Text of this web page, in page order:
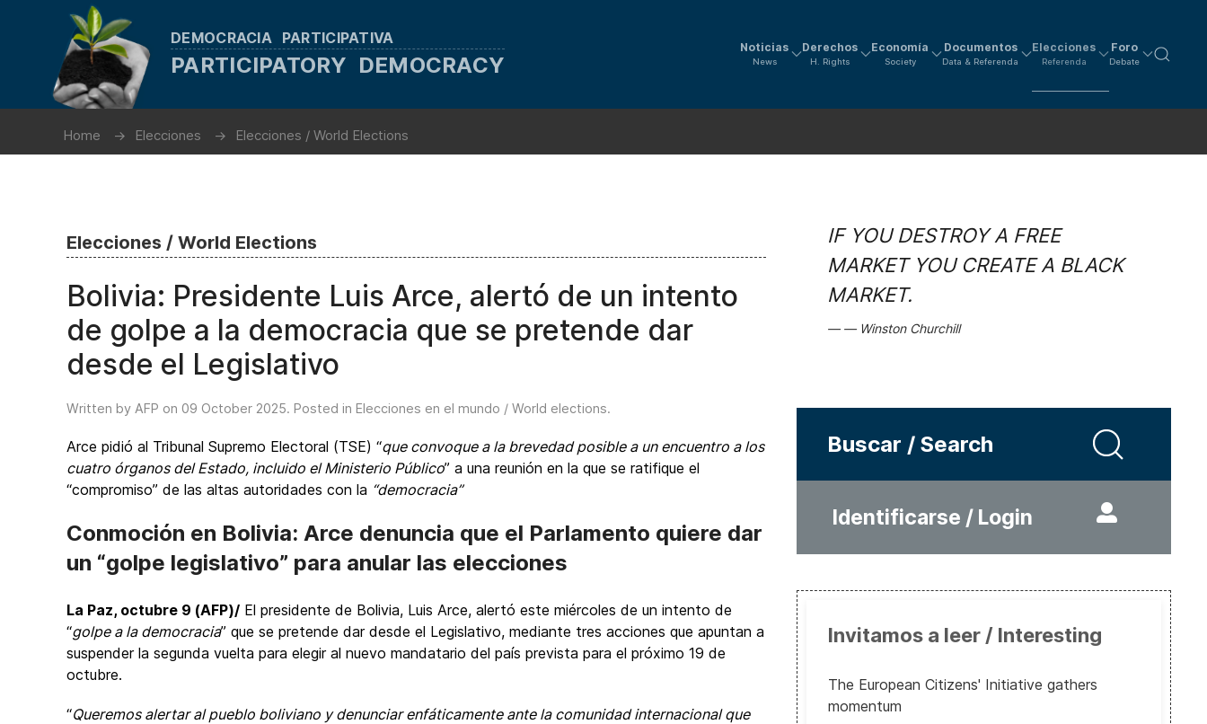
DEMOCRACIA PARTICIPATIVA
PARTICIPATORY DEMOCRACY
Noticias
News
Derechos
H. Rights
Economía
Society
Documentos
Data & Referenda
Elecciones
Referenda
Foro
Debate
Home Elecciones Elecciones / World Elections
Elecciones / World Elections
Bolivia: Presidente Luis Arce, alertó de un intento
de golpe a la democracia que se pretende dar
desde el Legislativo
Written by AFP on 09 October 2025. Posted in Elecciones en el mundo / World elections.
Arce pidió al Tribunal Supremo Electoral (TSE) “que convoque a la brevedad posible a un encuentro a los
cuatro órganos del Estado, incluido el Ministerio Público” a una reunión en la que se ratifique el
“compromiso” de las altas autoridades con la “democracia”
Conmoción en Bolivia: Arce denuncia que el Parlamento quiere dar
un “golpe legislativo” para anular las elecciones
La Paz, octubre 9 (AFP)/ El presidente de Bolivia, Luis Arce, alertó este miércoles de un intento de
“golpe a la democracia” que se pretende dar desde el Legislativo, mediante tres acciones que apuntan a
suspender la segunda vuelta para elegir al nuevo mandatario del país prevista para el próximo 19 de
octubre.
“Queremos alertar al pueblo boliviano y denunciar enfáticamente ante la comunidad internacional que
IF YOU DESTROY A FREE
MARKET YOU CREATE A BLACK
MARKET.
Winston Churchill
Buscar / Search
Identificarse / Login
Invitamos a leer / Interesting
The European Citizens' Initiative gathers
momentum